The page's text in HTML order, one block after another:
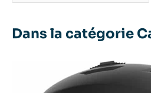
Dans la catégorie